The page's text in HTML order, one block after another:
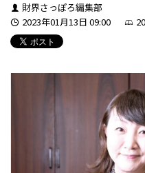
財界さっぽろ編集部
2023年01月13日 09:00